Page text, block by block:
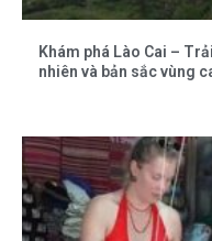
Khám phá Lào Cai –
nhiên và bản sắc vùng